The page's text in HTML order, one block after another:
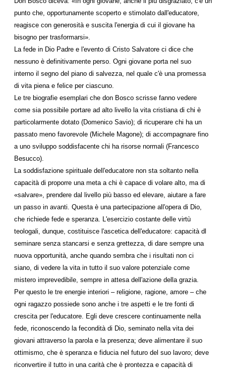
punto che, opportunamente scoperto e stimolato dall'educatore,
reagisce con generosità e suscita l'energia di cui il giovane ha
bisogno per trasformarsi».
La fede in Dio Padre e l'evento di Cristo Salvatore ci dice che
nessuno è definitivamente perso. Ogni giovane porta nel suo
interno il segno del piano di salvezza, nel quale c'è una promessa
di vita piena e felice per ciascuno.
Le tre biografie esemplari che don Bosco scrisse fanno vedere
come sia possibile portare ad alto livello la vita cristiana di chi è
particolarmente dotato (Domenico Savio); di ricuperare chi ha un
passato meno favorevole (Michele Magone); di accompagnare fino
a uno sviluppo soddisfacente chi ha risorse normali (Francesco
Besucco).
La soddisfazione spirituale dell'educatore non sta soltanto nella
capacità di proporre una meta a chi è capace di volare alto, ma di
«salvare», prendere dal livello più basso ed elevare, aiutare a fare
un passo in avanti. Questa è una partecipazione all'opera di Dio,
che richiede fede e speranza. L'esercizio costante delle virtù
teologali, dunque, costituisce l'ascetica dell'educatore: capacità dl
seminare senza stancarsi e senza grettezza, di dare sempre una
nuova opportunità, anche quando sembra che i risultati non ci
siano, di vedere la vita in tutto il suo valore potenziale come
mistero imprevedibile, sempre in attesa dell'azione della grazia.
Per questo le tre energie interiori – religione, ragione, amore – che
ogni ragazzo possiede sono anche i tre aspetti e le tre fonti di
crescita per l'educatore. Egli deve crescere continuamente nella
fede, riconoscendo la fecondità di Dio, seminato nella vita dei
giovani attraverso la parola e la presenza; deve alimentare il suo
ottimismo, che è speranza e fiducia nel futuro del suo lavoro; deve
riconvertire il tutto in una carità che è prontezza e capacità di